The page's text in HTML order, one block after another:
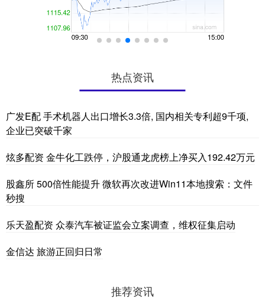
热点资讯
广发E配 手术机器人出口增长3.3倍, 国内相关专利超9千项,
企业已突破千家
炫多配资 金牛化工跌停，沪股通龙虎榜上净买入192.42万元
股鑫所 500倍性能提升 微软再次改进Win11本地搜索：文件
秒搜
乐天盈配资 众泰汽车被证监会立案调查，维权征集启动
金信达 旅游正回归日常
推荐资讯